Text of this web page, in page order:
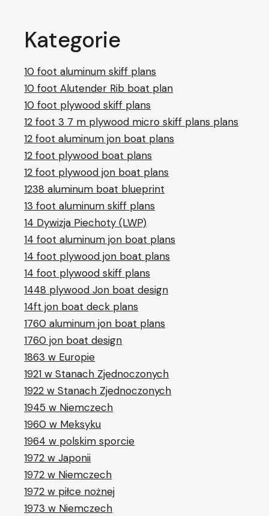
Kategorie
10 foot aluminum skiff plans
10 foot Alutender Rib boat plan
10 foot plywood skiff plans
12 foot 3 7 m plywood micro skiff plans plans
12 foot aluminum jon boat plans
12 foot plywood boat plans
12 foot plywood jon boat plans
1238 aluminum boat blueprint
13 foot aluminum skiff plans
14 Dywizja Piechoty (LWP)
14 foot aluminum jon boat plans
14 foot plywood jon boat plans
14 foot plywood skiff plans
1448 plywood Jon boat design
14ft jon boat deck plans
1760 aluminum jon boat plans
1760 jon boat design
1863 w Europie
1921 w Stanach Zjednoczonych
1922 w Stanach Zjednoczonych
1945 w Niemczech
1960 w Meksyku
1964 w polskim sporcie
1972 w Japonii
1972 w Niemczech
1972 w piłce nożnej
1973 w Niemczech